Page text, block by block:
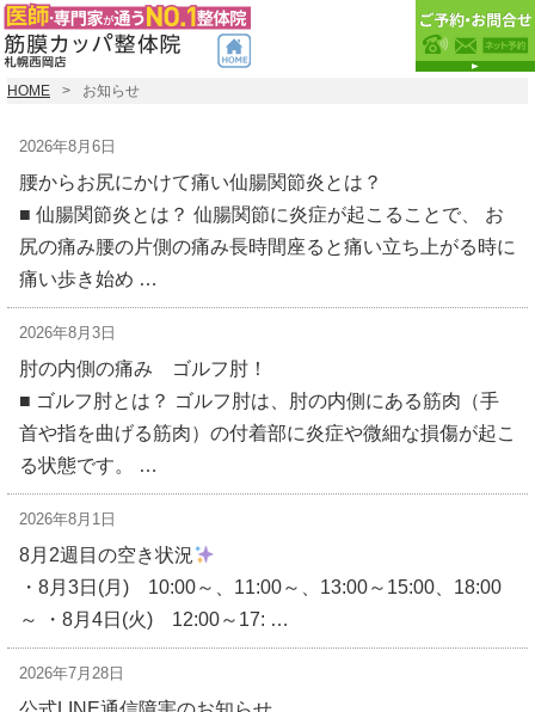
HOME お知らせ
2026年8月6日
腰からお尻にかけて痛い仙腸関節炎とは？
■ 仙腸関節炎とは？ 仙腸関節に炎症が起こることで、 お
尻の痛み腰の片側の痛み長時間座ると痛い立ち上がる時に
痛い歩き始め …
2026年8月3日
肘の内側の痛み ゴルフ肘！
■ ゴルフ肘とは？ ゴルフ肘は、肘の内側にある筋肉（手
首や指を曲げる筋肉）の付着部に炎症や微細な損傷が起こ
る状態です。 …
2026年8月1日
8月2週目の空き状況
・8月3日(月) 10:00～、11:00～、13:00～15:00、18:00
～ ・8月4日(火) 12:00～17: …
2026年7月28日